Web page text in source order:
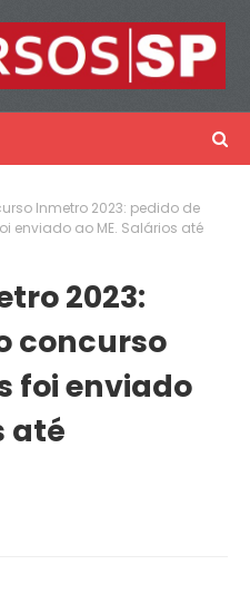
Inmetro 2023: pedido de
enviado ao ME. Salários até
2023:
concurso
foi enviado
até